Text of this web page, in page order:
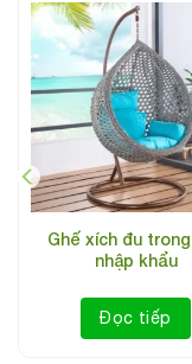
bạn hãy nhanh
(04)66.711.777,
giúp bạn chọn mua
cách nhanh chóng,
Thông tin sản phẩm
Tên sản phẩm:
Thương hiệu: BCL
Kiểu dáng: Xích
Chất liệu: Hợp kim
Ghế xích đu
nhập khẩu
Đọc tiếp